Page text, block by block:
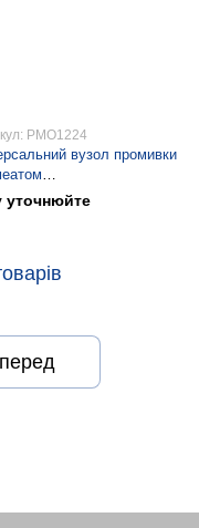
PMO1224
вузол промивки
MO16/MO20/MO24
уточнюйте